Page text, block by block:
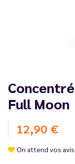
Full Moon
12,90 €
On attend vos avis